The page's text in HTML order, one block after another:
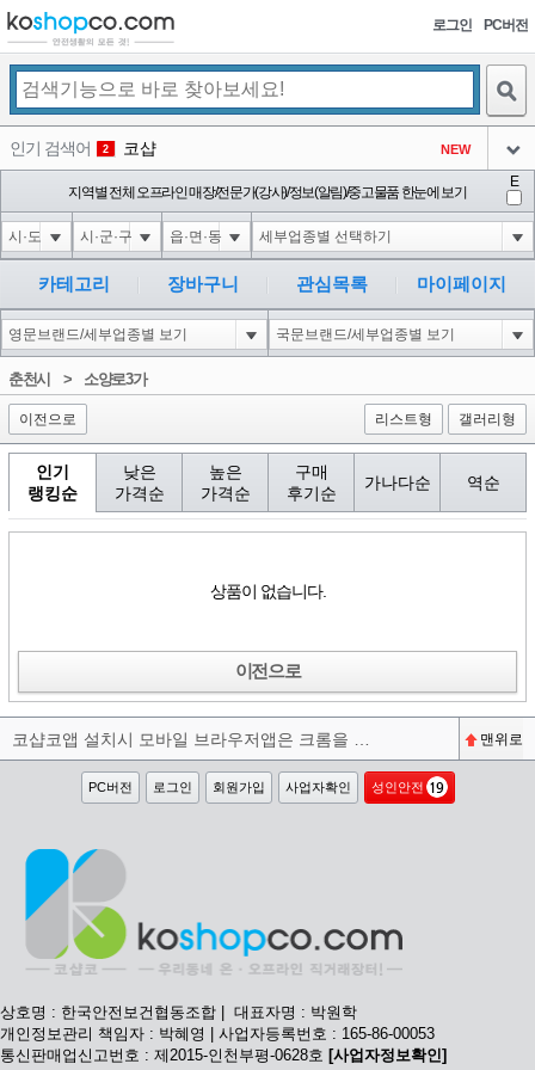
로그인 PC버전
인기 검색어 2 코샵 NEW
3 익스
아이콘
4 미끄럼방지
아이콘
5 대성설렁탕
아이콘
-16
6 1-1 waitfor delay '0:0:15' --
아이콘
0
1
지역별 전체 오프라인 매장/전문가(강사)/정보(알림)/중고물품 한눈에 보기
E
카테고리 장바구니 관심목록 마이페이지
춘천시 > 소양로3가
이전으로 리스트형 갤러리형
인기
랭킹순
낮은
가격순
높은
가격순
구매
후기순
가나다순 역순
상품이 없습니다.
이전으로
맨위로
PC버전 로그인 회원가입 사업자확인 성인안전
상호명 : 한국안전보건협동조합 | 대표자명 : 박원학
개인정보관리 책임자 : 박혜영 | 사업자등록번호 : 165-86-00053
통신판매업신고번호 : 제2015-인천부평-0628호 [사업자정보확인]